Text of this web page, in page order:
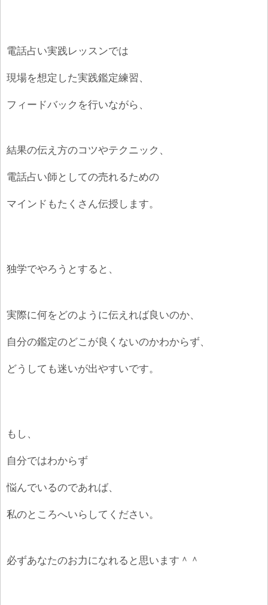
電話占い実践レッスンでは
現場を想定した実践鑑定練習、
フィードバックを行いながら、
結果の伝え方のコツやテクニック、
電話占い師としての売れるための
マインドもたくさん伝授します。
独学でやろうとすると、
実際に何をどのように伝えれば良いのか、
自分の鑑定のどこが良くないのかわからず、
どうしても迷いが出やすいです。
もし、
自分ではわからず
悩んでいるのであれば、
私のところへいらしてください。
必ずあなたのお力になれると思います＾＾